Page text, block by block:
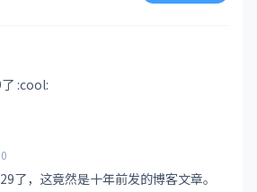
:cool:
了，这竟然是十年前发的博客文章。